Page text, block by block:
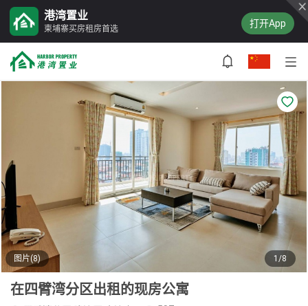
港湾置业
柬埔寨买房租房首选 打开App
图片(8) 1/8
在四臂湾分区出租的现房公寓